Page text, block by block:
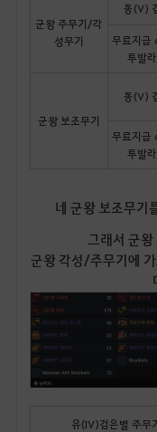
군왕 주무기/각
성무기
동(V)
무료지급
투발
군왕 보조무기
동(V)
무료지급
투발
네 군왕 보조무기
그래서 군
군왕 각성/주무기에
유(IV)검은별 주무